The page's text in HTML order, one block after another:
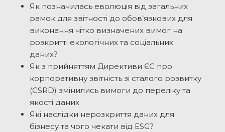
Як позначилась еволюція від загальних
рамок для звітності до обов’язкових для
виконання чітко визначених вимог на
розкритті екологічних та соціальних
даних?
Як з прийняттям Директиви ЄС про
корпоративну звітність зі сталого розвитку
(CSRD) змінились вимоги до переліку та
якості даних
Які наслідки нерозкриття даних для
бізнесу та чого чекати від ESG?